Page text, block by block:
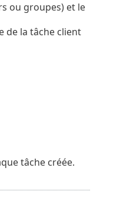
ou groupes) et le
de la tâche client
tâche créée.